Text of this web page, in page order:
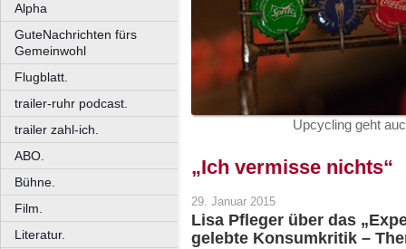
Alpha
GuteNachrichten fürs
Gemeinwohl
Flugblatt.
trailer-ruhr podcast.
trailer zahl-ich.
ABO.
Bühne.
Film.
Literatur.
Upcycling geht
„Ich vermisse nichts“
29. Januar 2015
Lisa Pfleger über das
gelebte Konsumkritik –